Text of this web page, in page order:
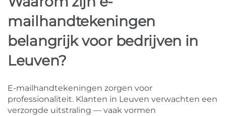
mailhandtekeningen
belangrijk voor bedrijven in
Leuven?
E-mailhandtekeningen zorgen voor
professionaliteit. Klanten in Leuven verwachten een
verzorgde uitstraling — vaak vormen